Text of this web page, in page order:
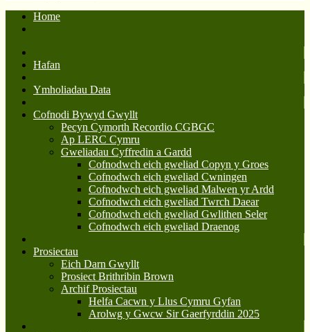
Home
Hafan
Ymholiadau Data
Cofnodi Bywyd Gwyllt
Pecyn Cymorth Recordio CGBGC
Ap LERC Cymru
Gweliadau Cyffredin a Gardd
Cofnodwch eich gweliad Copyn y Groes
Cofnodwch eich gweliad Cwningen
Cofnodwch eich gweliad Malwen yr Ardd
Cofnodwch eich gweliad Twrch Daear
Cofnodwch eich gweliad Gwlithen Seler
Cofnodwch eich gweliad Draenog
Prosiectau
Eich Darn Gwyllt
Prosiect Brithribin Brown
Archif Prosiectau
Helfa Cacwn y Llus Cymru Gyfan
Arolwg y Gwcw Sir Gaerfyrddin 2025